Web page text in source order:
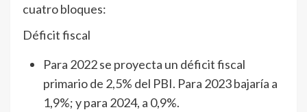
cuatro bloques:
Déficit fiscal
Para 2022 se proyecta un déficit fiscal
primario de 2,5% del PBI. Para 2023 bajaría a
1,9%; y para 2024, a 0,9%.